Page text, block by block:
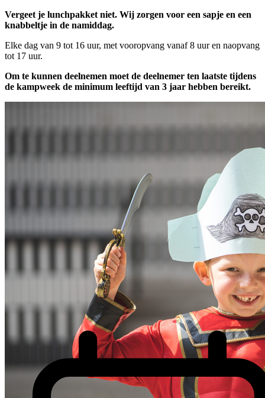
Vergeet je lunchpakket niet. Wij zorgen voor een sapje en een
knabbeltje in de namiddag.
Elke dag van 9 tot 16 uur, met vooropvang vanaf 8 uur en naopvang
tot 17 uur.
Om te kunnen deelnemen moet de deelnemer ten laatste tijdens
de kampweek de minimum leeftijd van 3 jaar hebben bereikt.